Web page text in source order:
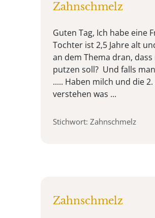
Zahnschmelz
Guten Tag, Ich habe eine
Tochter ist 2,5 Jahre alt
an dem Thema dran,
putzen soll? Und falls
..... Haben milch und die
verstehen was ...
Stichwort: Zahnschmelz
Zahnschmelz